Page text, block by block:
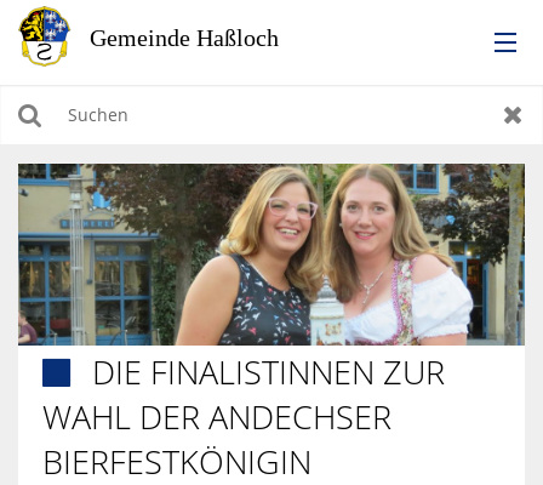
RATHAUS
LEBEN IN HASSLOCH
BILDUNG & KULTUR
WIRTSCHAFTEN, BAUEN, WOHNEN & UMWELT
TOURISMUS
Suchen
DIE FINALISTINNEN ZUR
WAHL DER ANDECHSER
BIERFESTKÖNIGIN